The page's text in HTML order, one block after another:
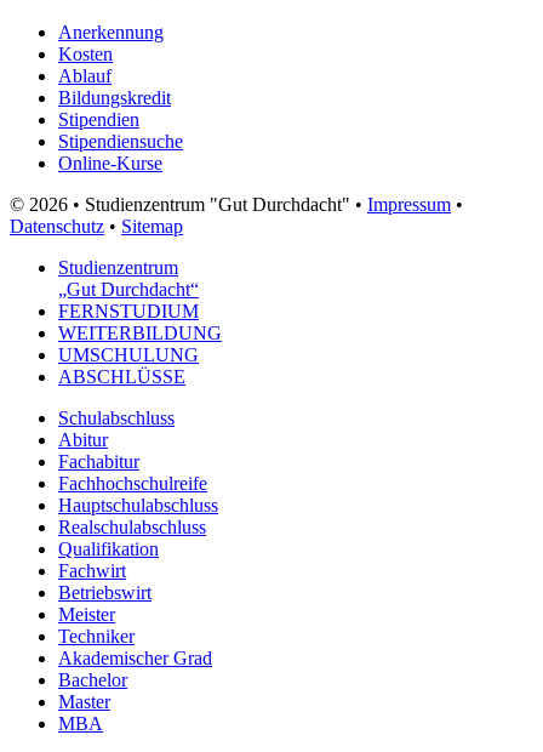
Anerkennung
Kosten
Ablauf
Bildungskredit
Stipendien
Stipendiensuche
Online-Kurse
© 2026 • Studienzentrum "Gut Durchdacht" • Impressum •
Datenschutz • Sitemap
Studienzentrum
„Gut Durchdacht“
FERNSTUDIUM
WEITERBILDUNG
UMSCHULUNG
ABSCHLÜSSE
Schulabschluss
Abitur
Fachabitur
Fachhochschulreife
Hauptschulabschluss
Realschulabschluss
Qualifikation
Fachwirt
Betriebswirt
Meister
Techniker
Akademischer Grad
Bachelor
Master
MBA